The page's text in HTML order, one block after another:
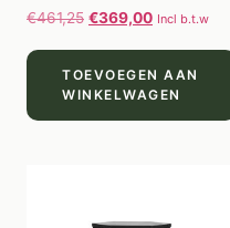
€461,25 €369,00 Incl b.t.w
TOEVOEGEN AAN
WINKELWAGEN